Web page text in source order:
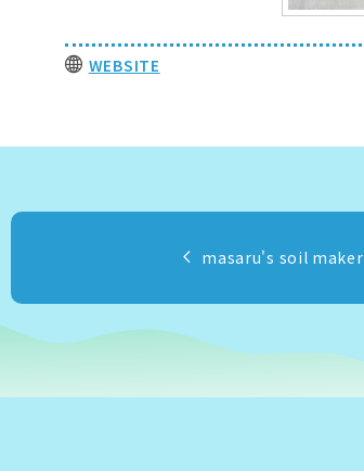
WEBSITE
masaru's soil maker